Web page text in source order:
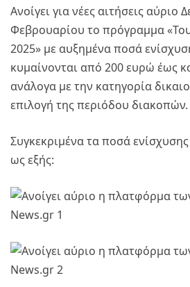
Ανοίγει για νέες αιτήσεις αύριο
Φεβρουαρίου το πρόγραμμα
2025» με αυξημένα ποσά
κυμαίνονται από 200 ευρώ έως
ανάλογα με την κατηγορία
επιλογή της περιόδου διακοπών.
Συγκεκριμένα τα ποσά
ως εξής: